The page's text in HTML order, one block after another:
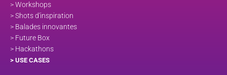
> Workshops
> Shots d'inspiration
> Balades innovantes
> Future Box
> Hackathons
> USE CASES